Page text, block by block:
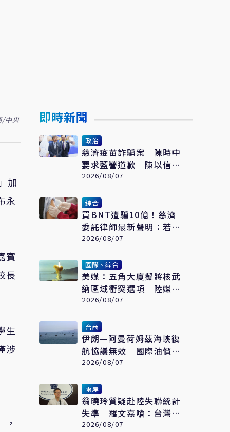
/中央
加
永
賓
長
生
涉
即時新聞
政治
慈濟疫苗詐騙案 陳時中
要求藍營道歉 陳以信
批：為從毒油案脫身
2026/08/07
綜合
買BNT遭騙10億！慈濟
委託律師最新聲明：若被
告定罪 保留民事請求賠
償
2026/08/07
國際、綜合
美媒：五角大廈擬將核武
納區域衝突選項 陸媒控
「核訛詐」
2026/08/07
台商
伊朗—阿曼荷姆茲海峽復
航協議無效 國際油價會
說話
2026/08/07
兩岸
翁曉玲質疑赴陸失聯統計
失準 羅文嘉嗆：台灣立
委信國台辦說謊話
2026/08/07